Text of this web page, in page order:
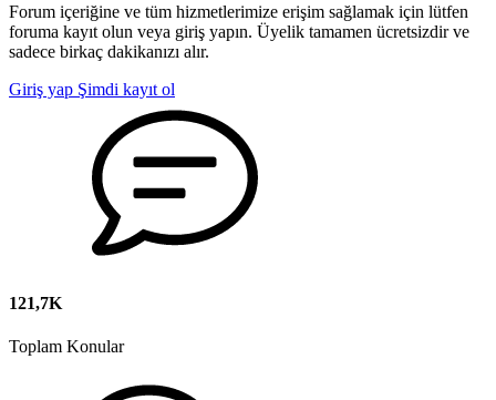
Forum içeriğine ve tüm hizmetlerimize erişim sağlamak için lütfen
foruma kayıt olun veya giriş yapın. Üyelik tamamen ücretsizdir ve
sadece birkaç dakikanızı alır.
Giriş yap Şimdi kayıt ol
121,7K
Toplam Konular